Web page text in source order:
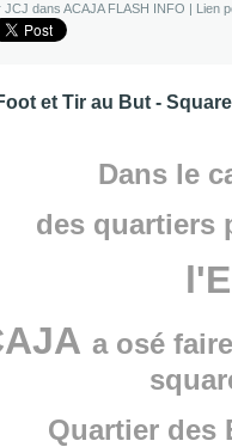
JCJ dans ACAJA FLASH INFO | Lien
et Tir au But -
Dans le
des quartiers
aosé
Quartier des